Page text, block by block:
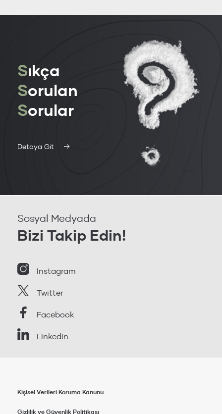
Sıkça
Sorulan
Sorular
Detaya Git
Sosyal Medyada
Bizi Takip Edin!
Instagram
Twitter
Facebook
Linkedin
Kişisel Verileri Koruma Kanunu
Gizlilik ve Güvenlik Politikası